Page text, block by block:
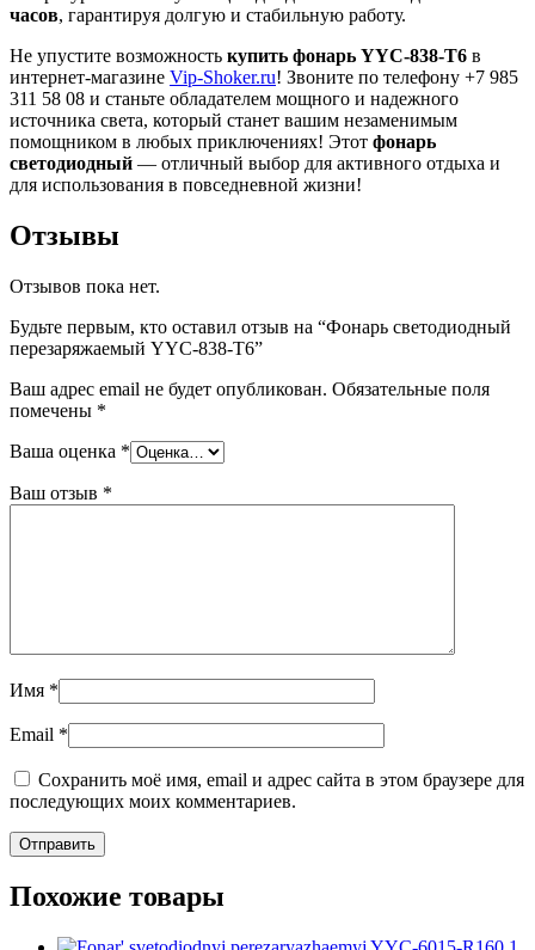
часов, гарантируя долгую и стабильную работу.
Не упустите возможность купить фонарь YYC-838-T6 в
интернет-магазине Vip-Shoker.ru! Звоните по телефону +7 985
311 58 08 и станьте обладателем мощного и надежного
источника света, который станет вашим незаменимым
помощником в любых приключениях! Этот фонарь
светодиодный — отличный выбор для активного отдыха и
для использования в повседневной жизни!
Отзывы
Отзывов пока нет.
Будьте первым, кто оставил отзыв на “Фонарь светодиодный
перезаряжаемый YYC-838-T6”
Ваш адрес email не будет опубликован. Обязательные поля
помечены *
Ваша оценка *
Ваш отзыв *
Имя *
Email *
Сохранить моё имя, email и адрес сайта в этом браузере для
последующих моих комментариев.
Похожие товары